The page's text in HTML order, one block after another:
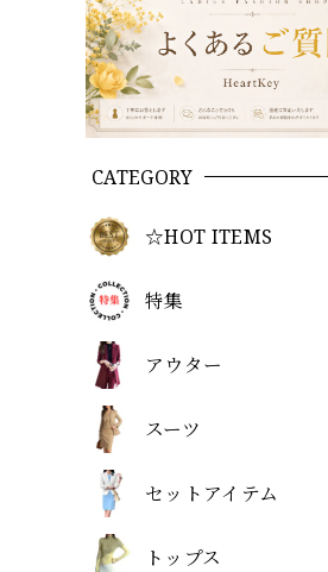
CATEGORY
☆HOT ITEMS
特集
アウター
スーツ
セットアイテム
トップス